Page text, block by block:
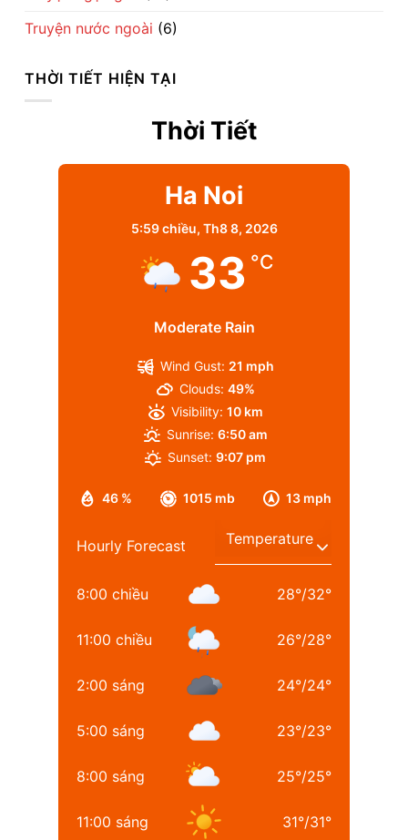
Truyện nước ngoài (6)
THỜI TIẾT HIỆN TẠI
Thời Tiết
Ha Noi
5:59 chiều, Th8 8, 2026
33 °C
Moderate Rain
46 % 1015 mb 13 mph
Wind Gust: 21 mph
Clouds: 49%
Visibility: 10 km
Sunrise: 6:50 am
Sunset: 9:07 pm
Hourly Forecast
8:00 chiều 28°/32°
11:00 chiều 26°/28°
2:00 sáng 24°/24°
5:00 sáng 23°/23°
8:00 sáng 25°/25°
11:00 sáng 31°/31°